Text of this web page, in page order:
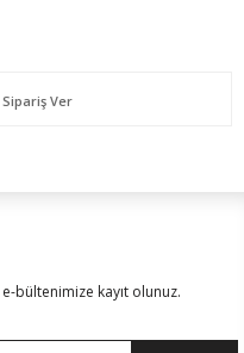
Ver
bültenimize kayıt olunuz.